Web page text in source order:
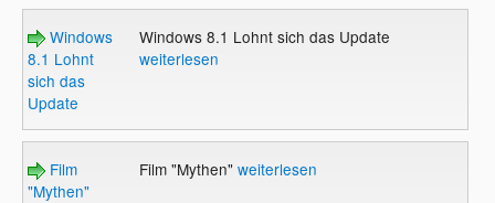
Windows
8.1 Lohnt
sich das
Update
Windows 8.1 Lohnt sich das Update
weiterlesen
Film
"Mythen"
Film "Mythen" weiterlesen